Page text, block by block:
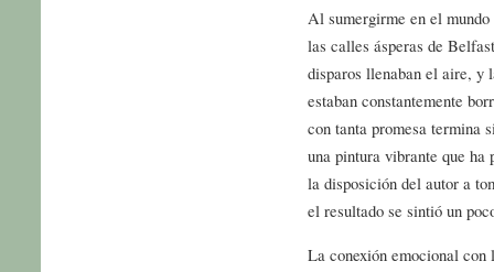
Al sumergirme en el
las calles ásperas de
disparos llenaban el aire, y
estaban constantemente
con tanta promesa termina
una pintura vibrante que
la disposición del autor a
el resultado se sintió un
La conexión emocional con